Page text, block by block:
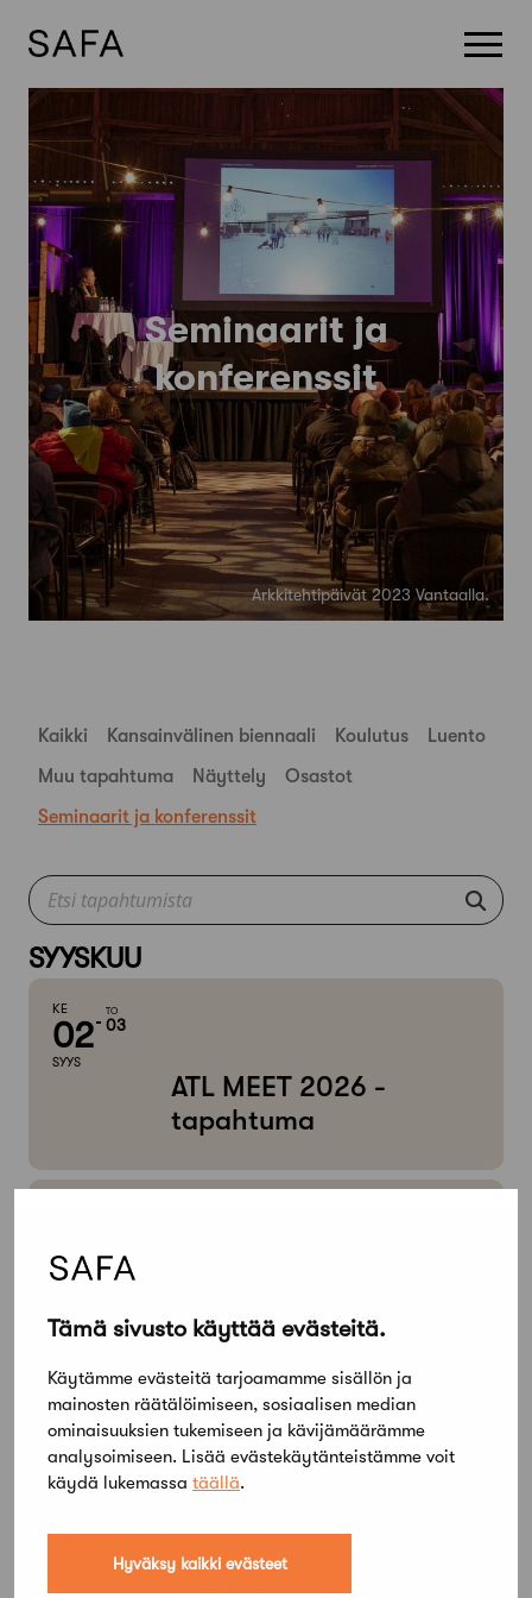
Tämä sivusto käyttää evästeitä.
Käytämme evästeitä tarjoamamme sisällön ja
mainosten räätälöimiseen, sosiaalisen median
ominaisuuksien tukemiseen ja kävijämäärämme
analysoimiseen. Lisää evästekäytänteistämme voit
käydä lukemassa täällä.
Hyväksy kaikki evästeet
Skip
content
Seminaarit ja
konferenssit
Arkkitehtipäivät 2023 Vantaalla.
Kaikki Kansainvälinen biennaali Koulutus
Luento
Muu tapahtuma
Näyttely
Osastot
Seminaarit ja konferenssit
SYYSKUU
KE
02
SYYS
TO
03
ATL MEET 2026 -
tapahtuma
SYYS
NORDIC HERITAGE -
LOKAKUU
PE LA
Maisema-